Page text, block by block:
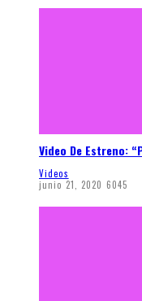
Video De Estreno:
Videos
junio 21, 2020 6045